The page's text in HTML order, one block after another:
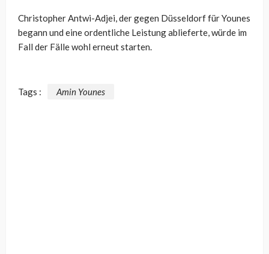
Christopher Antwi-Adjei, der gegen Düsseldorf für Younes
begann und eine ordentliche Leistung ablieferte, würde im
Fall der Fälle wohl erneut starten.
Tags : Amin Younes